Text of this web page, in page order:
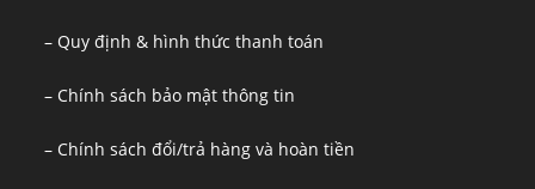
– Quy định & hình thức thanh toán
– Chính sách bảo mật thông tin
– Chính sách đổi/trả hàng và hoàn tiền